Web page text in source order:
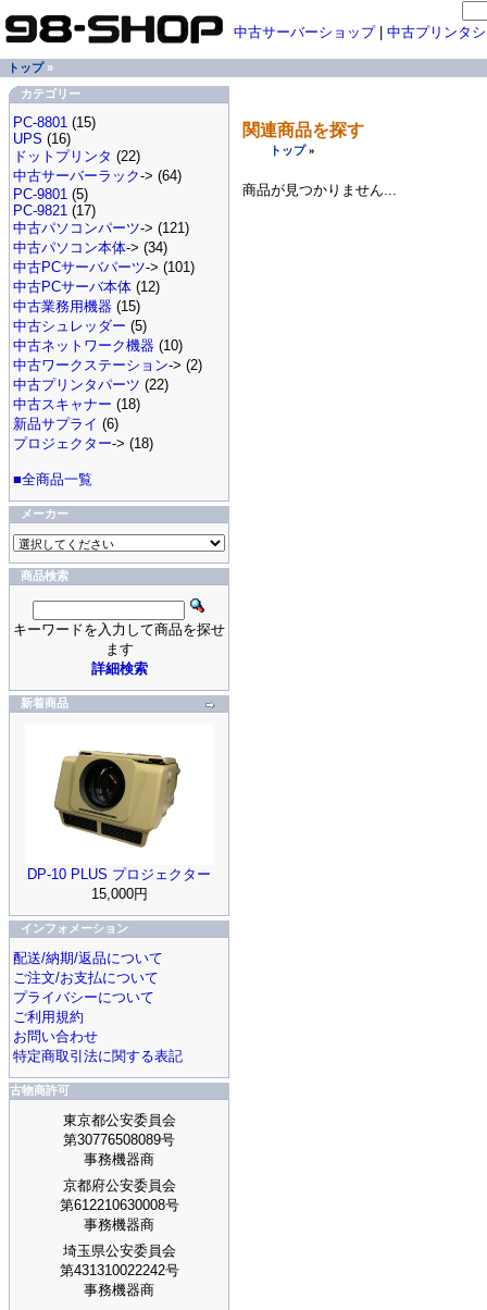
関連商品を探す
トップ»
商品が見つかりません...
中古サーバーショップ| 中古プリンタ
トップ»
カテゴリー
PC-8801 (15)
UPS (16)
ドットプリンタ (22)
中古サーバーラック-> (64)
PC-9801 (5)
PC-9821 (17)
中古パソコンパーツ-> (121)
中古パソコン本体-> (34)
中古PCサーバパーツ-> (101)
中古PCサーバ本体 (12)
中古業務用機器 (15)
中古シュレッダー (5)
中古ネットワーク機器 (10)
中古ワークステーション-> (2)
中古プリンタパーツ (22)
中古スキャナー (18)
新品サプライ (6)
プロジェクター-> (18)
■全商品一覧
メーカー
商品検索
キーワードを入力して商品を探せ
ます
詳細検索
新着商品
DP-10 PLUS プロジェクター
15,000円
インフォメーション
配送/納期/返品について
ご注文/お支払について
プライバシーについて
ご利用規約
お問い合わせ
特定商取引法に関する表記
古物商許可
東京都公安委員会
第30776508089号
事務機器商
京都府公安委員会
第612210630008号
事務機器商
埼玉県公安委員会
第431310022242号
事務機器商